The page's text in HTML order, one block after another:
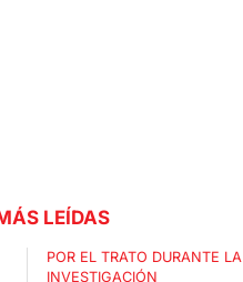
LEÍDAS
POR EL TRATO DURANTE LA
INVESTIGACIÓN